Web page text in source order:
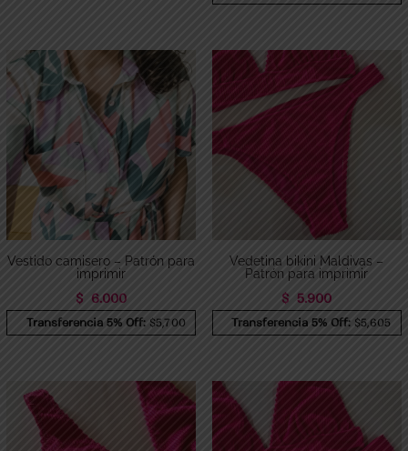
Vestido camisero – Patrón para
imprimir
$ 6.000
Transferencia 5% Off: $5,700
Vedetina bikini Maldivas –
Patrón para imprimir
$ 5.900
Transferencia 5% Off: $5,605